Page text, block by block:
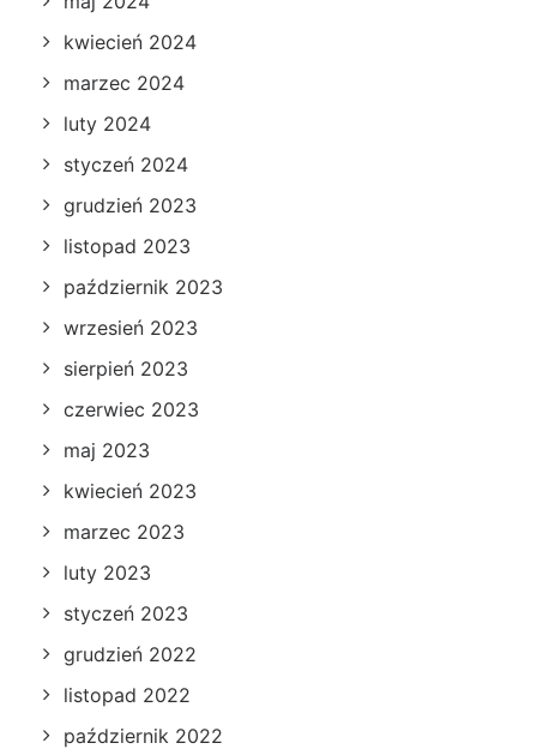
kwiecień 2024
marzec 2024
luty 2024
styczeń 2024
grudzień 2023
listopad 2023
październik 2023
wrzesień 2023
sierpień 2023
czerwiec 2023
maj 2023
kwiecień 2023
marzec 2023
luty 2023
styczeń 2023
grudzień 2022
listopad 2022
październik 2022